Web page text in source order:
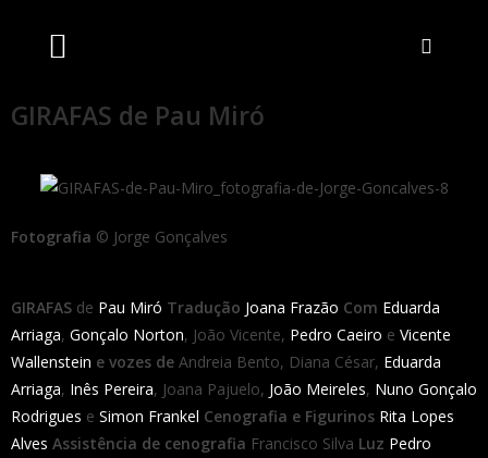
GIRAFAS de Pau Miró
Fotografia © Jorge Gonçalves
GIRAFAS de Pau Miró Tradução Joana Frazão Com Eduarda
Arriaga, Gonçalo Norton, João Vicente, Pedro Caeiro e Vicente
Wallenstein e vozes de Andreia Bento, Diana César, Eduarda
Arriaga, Inês Pereira, Joana Pajuelo, João Meireles, Nuno Gonçalo
Rodrigues e Simon Frankel Cenografia e Figurinos Rita Lopes
Alves Assistência de cenografia Francisco Silva Luz Pedro